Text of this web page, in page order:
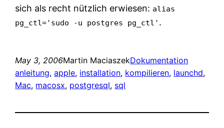
sich als recht nützlich erwiesen: alias
pg_ctl='sudo -u postgres pg_ctl' .
May 3, 2006Martin MaciaszekDokumentation
anleitung, apple, installation, kompilieren, launchd
Mac, macosx, postgresql, sql